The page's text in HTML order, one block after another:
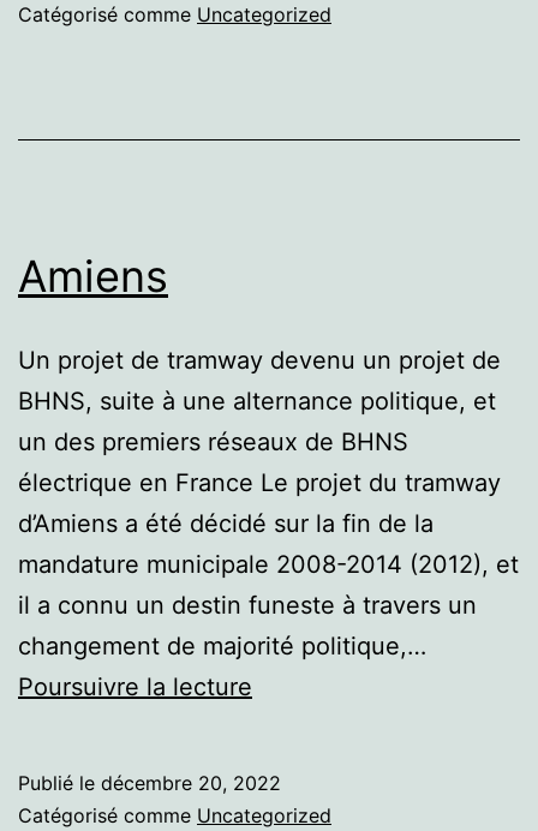
Catégorisé comme Uncategorized
Amiens
Un projet de tramway devenu un projet de
BHNS, suite à une alternance politique, et
un des premiers réseaux de BHNS
électrique en France Le projet du tramway
d’Amiens a été décidé sur la fin de la
mandature municipale 2008-2014 (2012), et
il a connu un destin funeste à travers un
changement de majorité politique,…
Poursuivre la lecture
Publié le décembre 20, 2022
Catégorisé comme Uncategorized